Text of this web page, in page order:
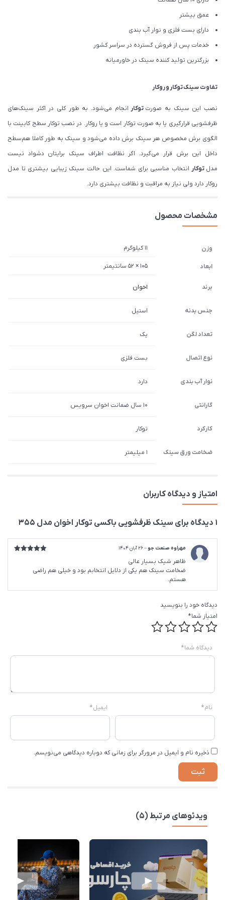
عمق بیشتر
دارای بست فلزی و نوار آب بندی
خدمات پس از فروش گسترده در سراسر کشور
بزرگترین تولید کننده سینک در خاورمیانه
تفاوت سینکتوکار وروکار
نصب این سینک به صورتتوکار انجام می‌شود. به طور کلی در اکثر سینک‌های
ظرفشویی قرارگیری یا به صورت توکار است و یا روکار. در نصب توکار سطح کابینت با
الگوی برش مخصوص هر سینک برش داده می‌شود و سینک به طور کاملا هم‌سطح
داخل این برش قرار می‌گیرد. اگر نظافت اطراف سینک برایتان دشواد نیست
مدل توکار انتخاب مناسبی برای شماست. این حالت سینک زیبایی بیشتری تا مدل
روکار دارد ولی نیاز به مراقبت و نظافت بیشتری دارد.
مشخصات محصول
وزن 11 کیلوگرم
ابعاد 105 × 52 سانتیمتر
برند اخوان
جنس بدنه استیل
تعداد لگن یک
نوع اتصال بست فلزی
نوار آب بندی دارد
گارانتی 10 سال ضمانت اخوان سرویس
کارکرد توکار
ضخامت ورق سینک 1 میلیمتر
امتیاز و دیدگاه کاربران
1 دیدگاه برای سینک ظرفشویی باکسی توکار اخوان مدل 355
مهراوه صنعت جو–26 آبان 1404
ظاهر شیک بسیار عالی
ضخامت سینک هم یکی از دلایل انتخابم بود و خیلی هم راضی
هستم.
دیدگاه خود را بنویسید
امتیاز شما*
دیدگاه شما*
نام* ایمیل*
ذخیره نام و ایمیل در مرورگر برای زمانی که دوباره دیدگاهی می‌نویسم.
ویدئوهای مرتبط (5)